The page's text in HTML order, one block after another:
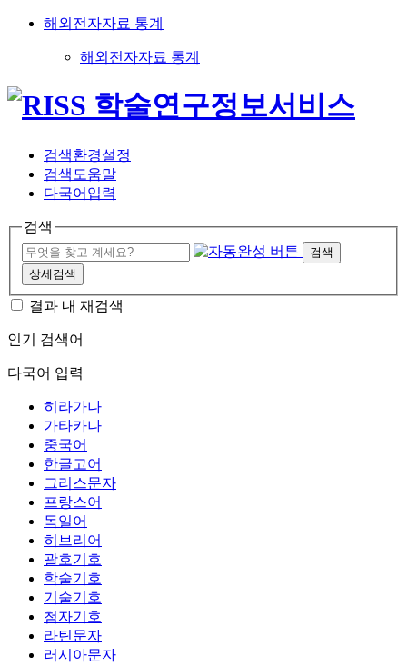
해외전자자료 통계
해외전자자료 통계
검색환경설정
검색도움말
다국어입력
검색
검색
상세검색
결과 내 재검색
인기 검색어
다국어 입력
히라가나
가타카나
중국어
한글고어
그리스문자
프랑스어
독일어
히브리어
괄호기호
학술기호
기술기호
첨자기호
라틴문자
러시아문자